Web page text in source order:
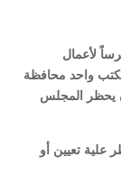
لأعمال
مكتب واحد محافظة
يحظر المجلس
علية تعيين أو